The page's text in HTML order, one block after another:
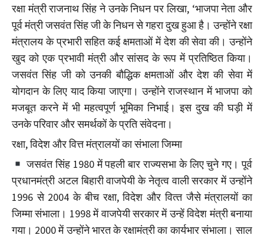
रक्षा मंत्री राजनाथ सिंह ने उनके निधन पर लिखा, ‘भाजपा नेता और
पूर्व मंत्री जसवंत सिंह जी के निधन से गहरा दुख हुआ है। उन्होंने रक्षा
मंत्रालय के प्रभारी सहित कई क्षमताओं में देश की सेवा की। उन्होंने
खुद को एक प्रभावी मंत्री और सांसद के रूप में प्रतिष्ठित किया।
जसवंत सिंह जी को उनकी बौद्धिक क्षमताओं और देश की सेवा में
योगदान के लिए याद किया जाएगा। उन्होंने राजस्थान में भाजपा को
मजबूत करने में भी महत्वपूर्ण भूमिका निभाई। इस दुख की घड़ी में
उनके परिवार और समर्थकों के प्रति संवेदना।
रक्षा, विदेश और वित्त मंत्रालयों का संभाला जिम्मा
जसवंत सिंह 1980 में पहली बार राज्यसभा के लिए चुने गए। पूर्व
प्रधानमंत्री अटल बिहारी वाजपेयी के नेतृत्‍व वाली सरकार में उन्‍होंने
1996 से 2004 के बीच रक्षा, विदेश और वित्‍त जैसे मंत्रालयों का
जिम्‍मा संभाला। 1998 में वाजपेयी सरकार में उन्हें विदेश मंत्री बनाया
गया। 2000 में उन्होंने भारत के रक्षामंत्री का कार्यभार संभाला। साल